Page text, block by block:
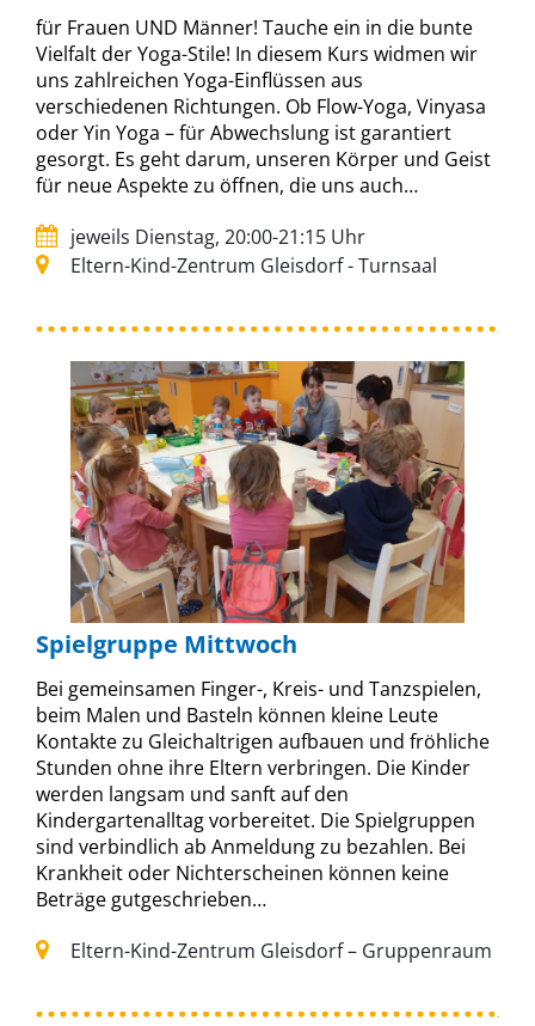
für Frauen UND Männer! Tauche ein in die bunte
Vielfalt der Yoga-Stile! In diesem Kurs widmen wir
uns zahlreichen Yoga-Einflüssen aus
verschiedenen Richtungen. Ob Flow-Yoga, Vinyasa
oder Yin Yoga – für Abwechslung ist garantiert
gesorgt. Es geht darum, unseren Körper und Geist
für neue Aspekte zu öffnen, die uns auch…
jeweils Dienstag, 20:00-21:15 Uhr
Eltern-Kind-Zentrum Gleisdorf - Turnsaal
Spielgruppe Mittwoch
Bei gemeinsamen Finger-, Kreis- und Tanzspielen,
beim Malen und Basteln können kleine Leute
Kontakte zu Gleichaltrigen aufbauen und fröhliche
Stunden ohne ihre Eltern verbringen. Die Kinder
werden langsam und sanft auf den
Kindergartenalltag vorbereitet. Die Spielgruppen
sind verbindlich ab Anmeldung zu bezahlen. Bei
Krankheit oder Nichterscheinen können keine
Beträge gutgeschrieben…
Eltern-Kind-Zentrum Gleisdorf – Gruppenraum